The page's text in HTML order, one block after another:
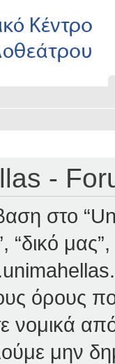
-
στο
“δικό
όρους
νομικά
μην